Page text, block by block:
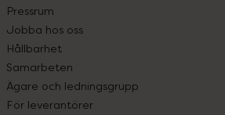
Pressrum
Jobba hos oss
Hållbarhet
Samarbeten
Ägare och ledningsgrupp
För leverantörer